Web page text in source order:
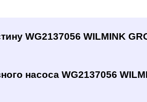
WG2137056 WILMINK
насоса WG2137056